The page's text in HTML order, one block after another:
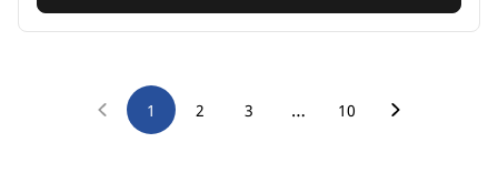
1 2 3 … 10